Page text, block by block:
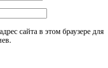
сайта в этом браузере для